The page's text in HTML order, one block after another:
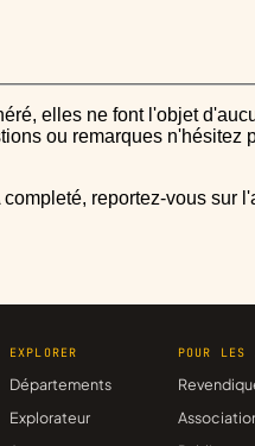
ou remarques n'hésitez
EXPLORER
Départements
Explorateur
POUR